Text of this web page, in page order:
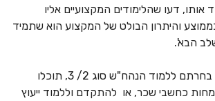
אותו, דעו שהלימודים המקצועיים אליו
והיתרון הבולט של המקצוע הוא שתמיד
הבא'.
המשמעות היא שאם בחרתם ללמוד הנהח"ש סוג 2/ 3, תוכלו
כחשבי שכר, או להתקדם וללמוד ייעוץ